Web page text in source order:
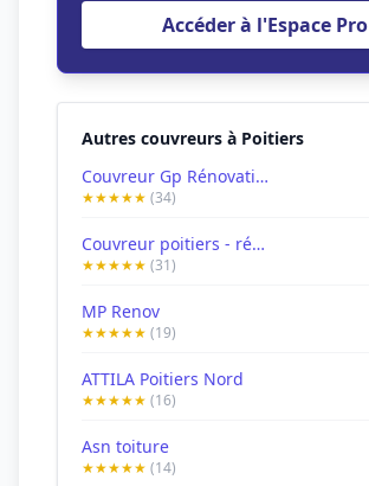
Accéder à l'Espace Pro
Autres couvreurs à Poitiers
Couvreur Gp Rénovation - couvreur Poitiers : peintre fuite de toiture buxerolles Couvreur Chassneuil du Poitou
★★★★★ (34)
Couvreur poitiers - rénovation de toiture : fuite de toiture demoussage de toiture buxerolles Fontaine-le-Comte
★★★★★ (31)
MP Renov
★★★★★ (19)
ATTILA Poitiers Nord
★★★★★ (16)
Asn toiture
★★★★★ (14)